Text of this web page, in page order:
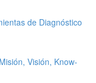
de Diagnóstico
Visión, Know-